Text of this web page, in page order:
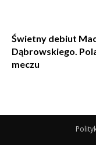
Świetny debiut
Dąbrowskiego.
meczu